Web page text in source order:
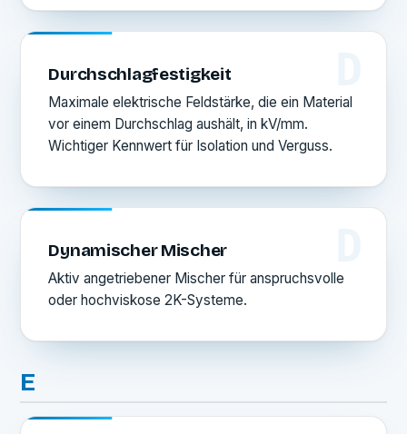
Durchschlagfestigkeit
Maximale elektrische Feldstärke, die ein Material
vor einem Durchschlag aushält, in kV/mm.
Wichtiger Kennwert für Isolation und Verguss.
Dynamischer Mischer
Aktiv angetriebener Mischer für anspruchsvolle
oder hochviskose 2K-Systeme.
E